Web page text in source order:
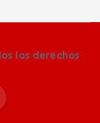
los derechos